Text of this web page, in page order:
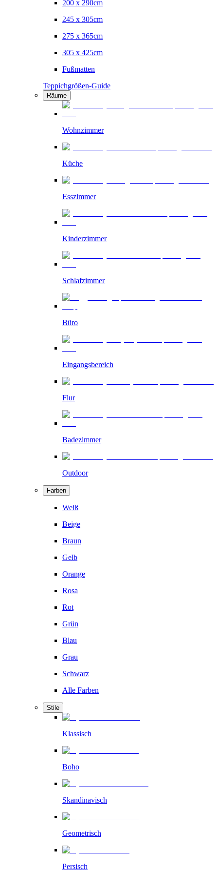
200 x 290cm
245 x 305cm
275 x 365cm
305 x 425cm
Fußmatten
Teppichgrößen-Guide
Räume
Wohnzimmer
Küche
Esszimmer
Kinderzimmer
Schlafzimmer
Büro
Eingangsbereich
Flur
Badezimmer
Outdoor
Farben
Weiß
Beige
Braun
Gelb
Orange
Rosa
Rot
Grün
Blau
Grau
Schwarz
Alle Farben
Stile
Klassisch
Boho
Skandinavisch
Geometrisch
Persisch